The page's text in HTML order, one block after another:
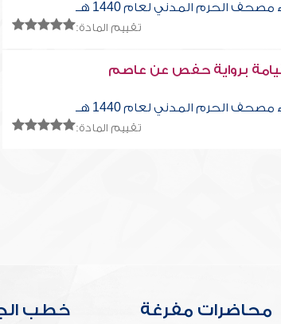
مصحف الحرم المدني لعام 1440 هــ
تقييم المادة:
برواية حفص عن عاصم
مصحف الحرم المدني لعام 1440 هــ
تقييم المادة:
محاضرات مفرغة خطب